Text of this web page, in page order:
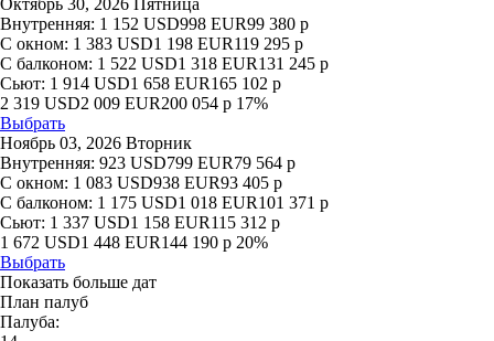
Внутренняя: 1 152 USD998 EUR99 380 р
С окном: 1 383 USD1 198 EUR119 295 р
С балконом: 1 522 USD1 318 EUR131 245 р
Сьют: 1 914 USD1 658 EUR165 102 р
2 319 USD2 009 EUR200 054 р 17%
Выбрать
Ноябрь 03, 2026 Вторник
Внутренняя: 923 USD799 EUR79 564 р
С окном: 1 083 USD938 EUR93 405 р
С балконом: 1 175 USD1 018 EUR101 371 р
Сьют: 1 337 USD1 158 EUR115 312 р
1 672 USD1 448 EUR144 190 р 20%
Выбрать
Показать больше дат
План палуб
Палуба: